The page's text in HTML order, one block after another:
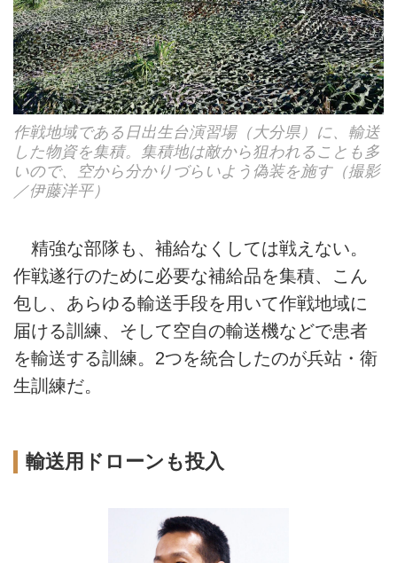
作戦地域である日出生台演習場（大分県）に、輸送
した物資を集積。集積地は敵から狙われることも多
いので、空から分かりづらいよう偽装を施す（撮影
／伊藤洋平）
精強な部隊も、補給なくしては戦えない。
作戦遂行のために必要な補給品を集積、こん
包し、あらゆる輸送手段を用いて作戦地域に
届ける訓練、そして空自の輸送機などで患者
を輸送する訓練。2つを統合したのが兵站・衛
生訓練だ。
輸送用ドローンも投入